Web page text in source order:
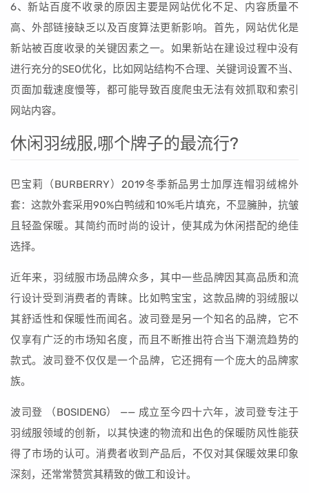
6、新站百度不收录的原因主要是网站优化不足、内容质量不
高、外部链接缺乏以及百度算法更新影响。首先，网站优化是
新站被百度收录的关键因素之一。如果新站在建设过程中没有
进行充分的SEO优化，比如网站结构不合理、关键词设置不当、
页面加载速度慢等，都可能导致百度爬虫无法有效抓取和索引
网站内容。
休闲羽绒服,哪个牌子的最流行?
巴宝莉（BURBERRY）2019冬季新品男士加厚连帽羽绒棉外
套：这款外套采用90%白鸭绒和10%毛片填充，不显臃肿，抗皱
且轻盈保暖。其简约而时尚的设计，使其成为休闲搭配的绝佳
选择。
近年来，羽绒服市场品牌众多，其中一些品牌因其高品质和流
行设计受到消费者的青睐。比如鸭宝宝，这款品牌的羽绒服以
其舒适性和保暖性而闻名。波司登是另一个知名的品牌，它不
仅享有广泛的市场知名度，而且不断推出符合当下潮流趋势的
款式。波司登不仅仅是一个品牌，它还拥有一个庞大的品牌家
族。
波司登 （BOSIDENG） —— 成立至今四十六年，波司登专注于
羽绒服领域的创新，以其快速的物流和出色的保暖防风性能获
得了市场的认可。消费者收到产品后，不仅对其保暖效果印象
深刻，还常常赞赏其精致的做工和设计。